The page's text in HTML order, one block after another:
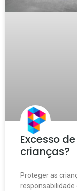
Excesso
crianças?
Proteger as
responsabilidade